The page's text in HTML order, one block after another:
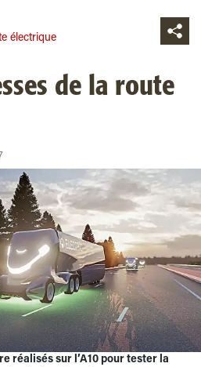
électrique
de la route
réalisés sur l’A10 pour tester la